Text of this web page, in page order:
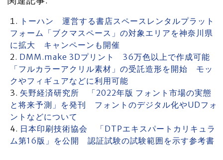
トーハン 運営する書店スペースレンタルプラット
フォーム「ブクマスペース」の対象エリアを神奈川県
に拡大 キャンペーンも開催
DMM.make 3Dプリント 36万色以上で作成可能
「フルカラーアクリル素材」の受託造形を開始 モッ
クやフィギュアなどに利用可能
矢野経済研究所 「2022年版 フォント市場の実態
と将来予測」を発刊 フォントのデジタル化やUDフォ
ントなどについて
日本印刷技術協会 「DTPエキスパートカリキュラ
ム第16版」を公開 認証試験の試験範囲を示す参考書